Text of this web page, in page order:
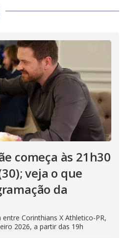
i
d
e
o
começa às 21h30
veja o que
da
Corinthians X Athletico-PR,
2026, a partir das 19h